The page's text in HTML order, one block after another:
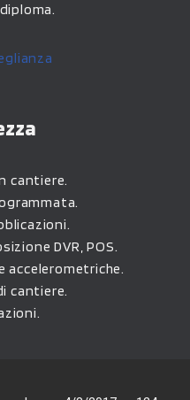
cantiere.
DVR, POS.
accelerometriche.
cantiere.